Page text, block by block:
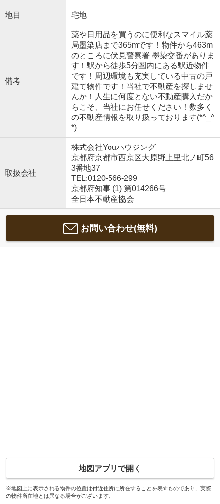
地目 宅地
備考
薬や日用品を買うのに便利なスマイル薬
局墨染店まで365mです！物件から463m
のところに伏見警察署 墨染交番がありま
す！駅から徒歩5分圏内にある駅近物件
です！周辺環境も充実している中古の戸
建て物件です！当社で不動産を探しませ
んか！人生に何度とない不動産購入だか
らこそ、当社にお任せください！数多く
の不動産情報を取り扱っております(*^_^
*)
取扱会社
株式会社Youハウジング
京都府京都市西京区大原野上里北ノ町56
3番地37
TEL:0120-566-299
京都府知事 (1) 第014266号
全日本不動産協会
お問い合わせ(無料)
地図アプリで開く
※地図上に表示される物件の位置は付近住所に所在することを表すものであり、実際
の物件所在地とは異なる場合がございます。